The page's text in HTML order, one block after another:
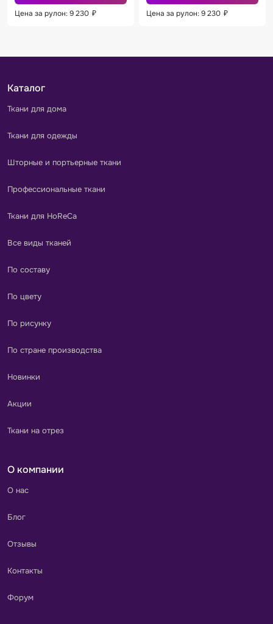
Цена за рулон: 9 230 ₽ Цена за рулон: 9 230 ₽
Каталог
Ткани для дома
Ткани для одежды
Шторные и портьерные ткани
Профессиональные ткани
Ткани для HoReCa
Все виды тканей
По составу
По цвету
По рисунку
По стране производства
Новинки
Акции
Ткани на отрез
О компании
О нас
Блог
Отзывы
Контакты
Форум